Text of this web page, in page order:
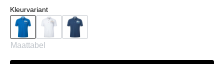
Selecteer
Kleurvariant
New BlueWhite Navy
Maattabel